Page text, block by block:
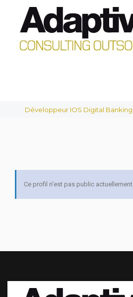
Développeur IOS Digital Banking
Ce profil n'est pas public actuellement